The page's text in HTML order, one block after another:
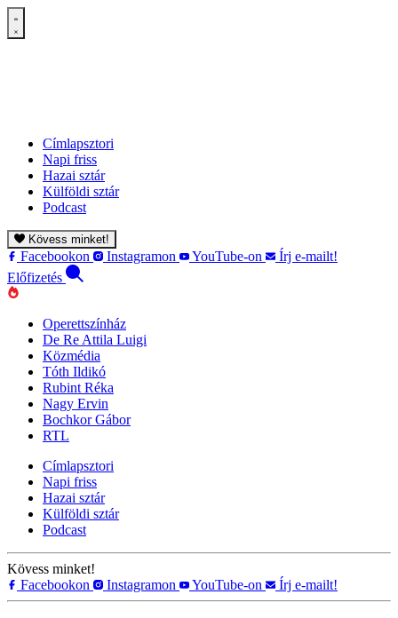
Címlapsztori
Napi friss
Hazai sztár
Külföldi sztár
Podcast
Kövess minket!
Facebookon Instagramon YouTube-on
Írj e-mailt!
Előfizetés
Operettszínház
De Re Attila Luigi
Közmédia
Tóth Ildikó
Rubint Réka
Nagy Ervin
Bochkor Gábor
RTL
Címlapsztori
Napi friss
Hazai sztár
Külföldi sztár
Podcast
Kövess minket!
Facebookon
Instagramon YouTube-on Írj e-mailt!